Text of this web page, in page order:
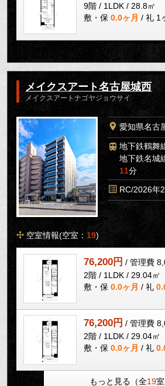
9階 / 1LDK / 28.8㎡
敷・保 0.0ヶ月 / 礼 1
メイクスアート名古屋城西
メイクスアートナゴヤジョウサイ
愛知県名古
地下鉄鶴舞
地下鉄名城
11分
RC/2026年
空室情報(空室： 19)
76,200円 / 管理費
2階 / 1LDK / 29.04㎡
敷・保 0.0ヶ月 / 礼
76,200円 / 管理費
2階 / 1LDK / 29.04㎡
敷・保 0.0ヶ月 / 礼
もっと見る（全19室